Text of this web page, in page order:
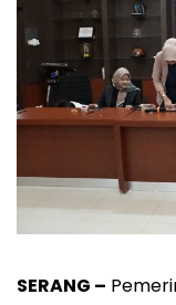
SERANG –